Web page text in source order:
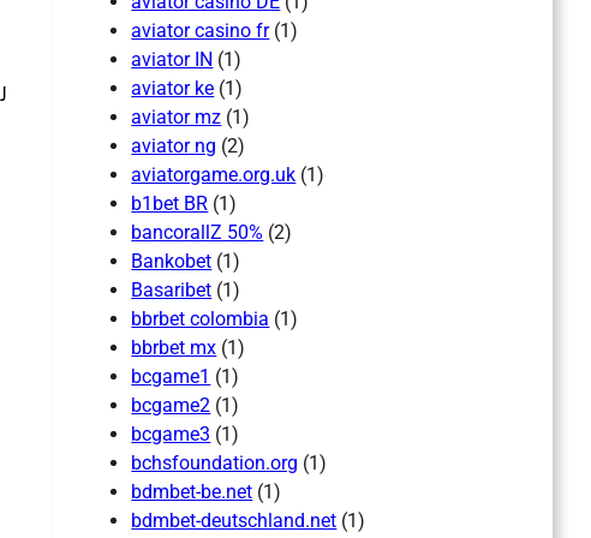
aviator casino fr(1)
aviator IN (1)
aviator ke (1)
aviator mz (1)
aviator ng (2)
aviatorgame.org.uk (1)
b1bet BR (1)
bancorallZ 50% (2)
Bankobet (1)
Basaribet (1)
bbrbet colombia (1)
bbrbet mx (1)
bcgame1 (1)
bcgame2 (1)
bcgame3 (1)
bchsfoundation.org (1)
bdmbet-be.net (1)
bdmbet-deutschland.net (1)